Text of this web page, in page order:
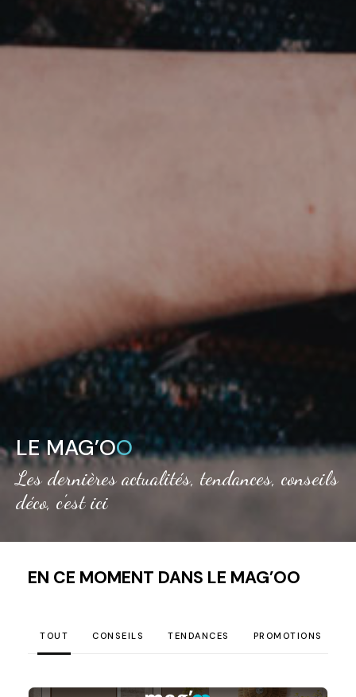
LE MAG’OO
Les dernières actualités, tendances, conseils
déco, c’est ici
EN CE MOMENT DANS LE MAG’OO
TOUT CONSEILS TENDANCES PROMOTIONS